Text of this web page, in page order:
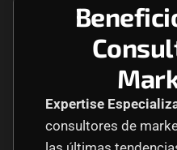
Expertise
consultores de